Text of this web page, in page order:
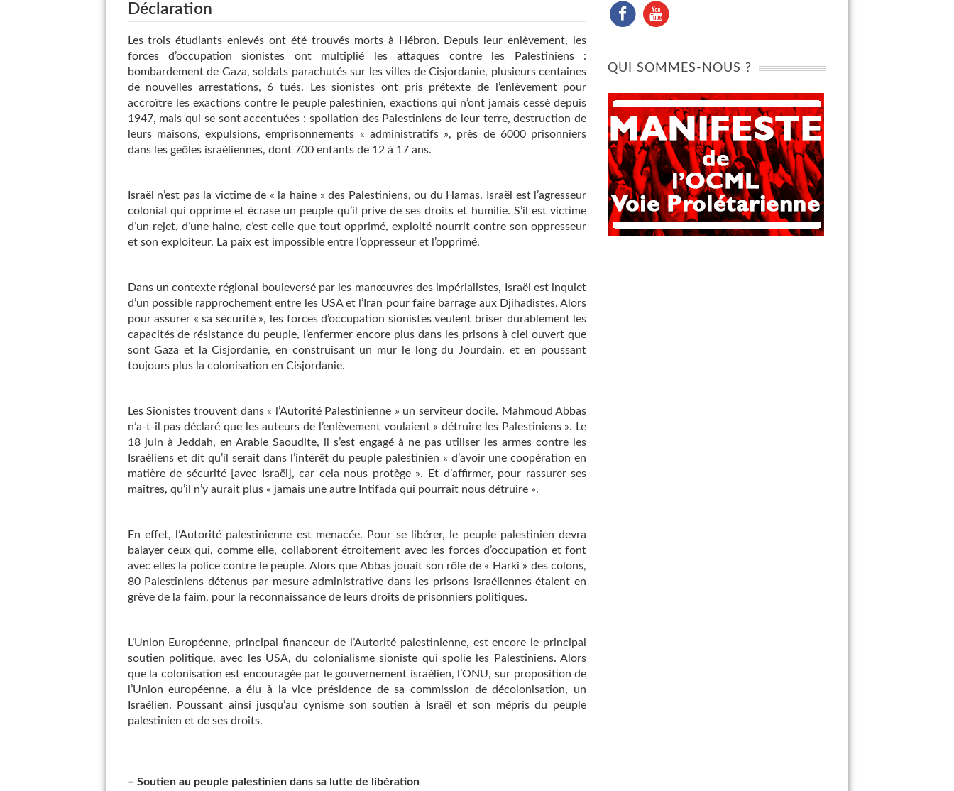
Déclaration
Les trois étudiants enlevés ont été trouvés morts à Hébron. Depuis leur enlèvement, les
forces d’occupation sionistes ont multiplié les attaques contre les Palestiniens :
bombardement de Gaza, soldats parachutés sur les villes de Cisjordanie, plusieurs centaines
de nouvelles arrestations, 6 tués. Les sionistes ont pris prétexte de l’enlèvement pour
accroître les exactions contre le peuple palestinien, exactions qui n’ont jamais cessé depuis
1947, mais qui se sont accentuées : spoliation des Palestiniens de leur terre, destruction de
leurs maisons, expulsions, emprisonnements « administratifs », près de 6000 prisonniers
dans les geôles israéliennes, dont 700 enfants de 12 à 17 ans.
Israël n’est pas la victime de « la haine » des Palestiniens, ou du Hamas. Israël est l’agresseur
colonial qui opprime et écrase un peuple qu’il prive de ses droits et humilie. S’il est victime
d’un rejet, d’une haine, c’est celle que tout opprimé, exploité nourrit contre son oppresseur
et son exploiteur. La paix est impossible entre l’oppresseur et l’opprimé.
Dans un contexte régional bouleversé par les manœuvres des impérialistes, Israël est inquiet
d’un possible rapprochement entre les USA et l’Iran pour faire barrage aux Djihadistes. Alors
pour assurer « sa sécurité », les forces d’occupation sionistes veulent briser durablement les
capacités de résistance du peuple, l’enfermer encore plus dans les prisons à ciel ouvert que
sont Gaza et la Cisjordanie, en construisant un mur le long du Jourdain, et en poussant
toujours plus la colonisation en Cisjordanie.
Les Sionistes trouvent dans « l’Autorité Palestinienne » un serviteur docile. Mahmoud Abbas
n’a-t-il pas déclaré que les auteurs de l’enlèvement voulaient « détruire les Palestiniens ». Le
18 juin à Jeddah, en Arabie Saoudite, il s’est engagé à ne pas utiliser les armes contre les
Israéliens et dit qu’il serait dans l’intérêt du peuple palestinien « d’avoir une coopération en
matière de sécurité [avec Israël], car cela nous protège ». Et d’affirmer, pour rassurer ses
maîtres, qu’il n’y aurait plus « jamais une autre Intifada qui pourrait nous détruire ».
En effet, l’Autorité palestinienne est menacée. Pour se libérer, le peuple palestinien devra
balayer ceux qui, comme elle, collaborent étroitement avec les forces d’occupation et font
avec elles la police contre le peuple. Alors que Abbas jouait son rôle de « Harki » des colons,
80 Palestiniens détenus par mesure administrative dans les prisons israéliennes étaient en
grève de la faim, pour la reconnaissance de leurs droits de prisonniers politiques.
L’Union Européenne, principal financeur de l’Autorité palestinienne, est encore le principal
soutien politique, avec les USA, du colonialisme sioniste qui spolie les Palestiniens. Alors
que la colonisation est encouragée par le gouvernement israélien, l’ONU, sur proposition de
l’Union européenne, a élu à la vice présidence de sa commission de décolonisation, un
Israélien. Poussant ainsi jusqu’au cynisme son soutien à Israël et son mépris du peuple
palestinien et de ses droits.
– Soutien au peuple palestinien dans sa lutte de libération
QUI SOMMES-NOUS ?